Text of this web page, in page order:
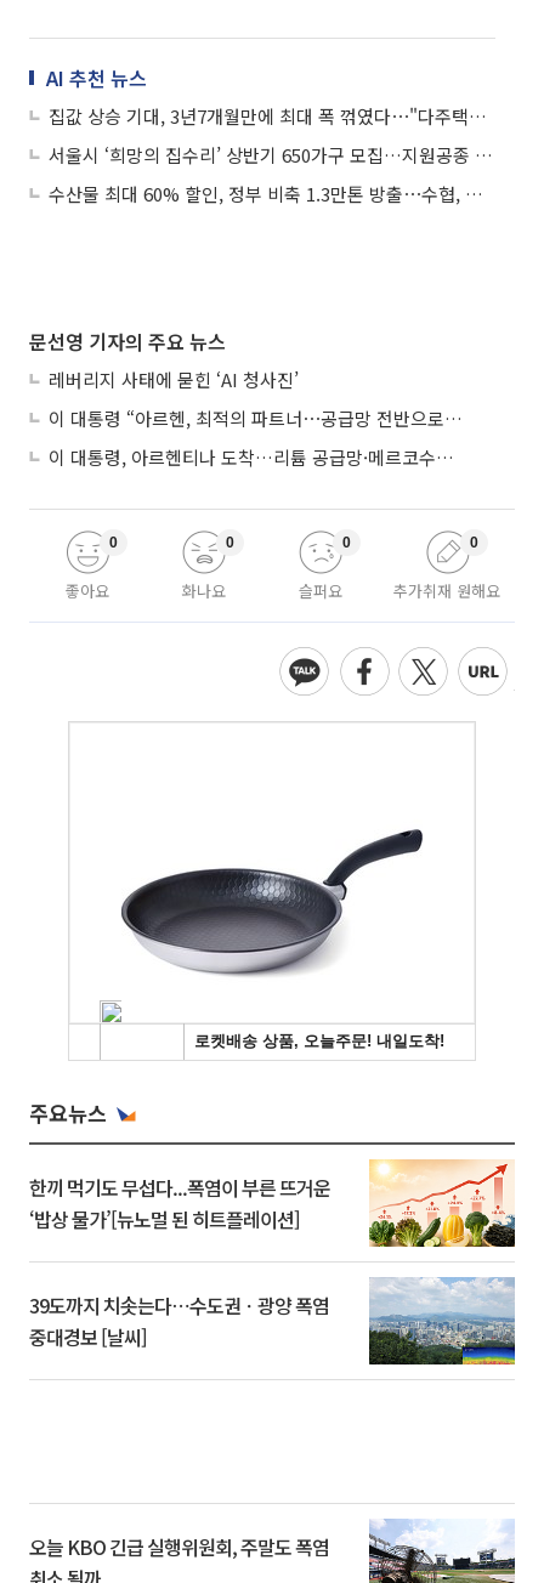
AI 추천 뉴스
집값 상승 기대, 3년7개월만에 최대 폭 꺾였다⋯"다주택자 양도 중과 예고 등 영향"
서울시 ‘희망의 집수리’ 상반기 650가구 모집…지원공종 확대
수산물 최대 60% 할인, 정부 비축 1.3만톤 방출⋯수협, 설 물가 안정 '총력'
문선영 기자의 주요 뉴스
레버리지 사태에 묻힌 ‘AI 청사진’
이 대통령 “아르헨, 최적의 파트너⋯공급망 전반으로 확대”
이 대통령, 아르헨티나 도착…리튬 공급망·메르코수르 협력 논의
좋아요
0
화나요
0
슬퍼요
0
추가취재 원해요
0
주요뉴스
한끼 먹기도 무섭다...폭염이 부른 뜨거운
‘밥상 물가’[뉴노멀 된 히트플레이션]
39도까지 치솟는다⋯수도권ㆍ광양 폭염
중대경보 [날씨]
오늘 KBO 긴급 실행위원회, 주말도 폭염